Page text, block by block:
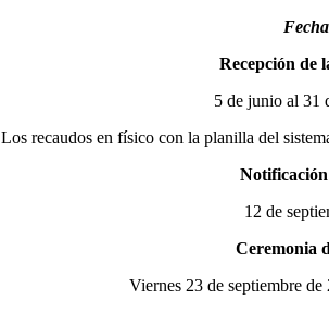
Recepción de
5 de junio al 31
Los recaudos en físico con la planilla del
12 de
Ceremonia
Viernes 23 de septiembre